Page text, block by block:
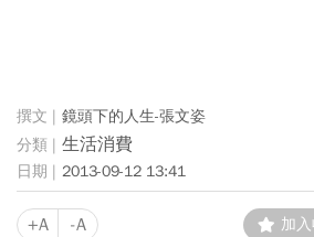
鏡頭下的人生-張文姿
生活消費
2013-09-12 13:41
+A -A 加